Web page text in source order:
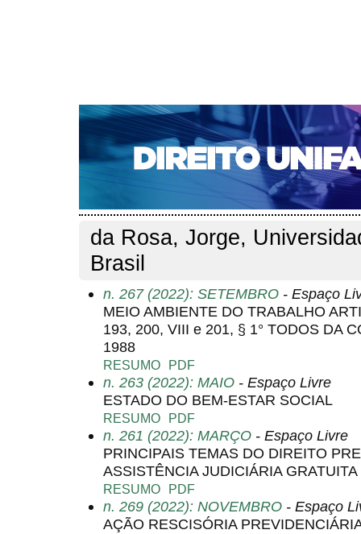
CAPA SOBRE ACESSO CADASTRO
NOTÍCIAS
EDIÇÕES DE Nº 1 A 100 WEBMAIL
Capa>Pesquisa> Perfil do autor
Perfil do autor
da Rosa, Jorge,
Brasil
n. 267 (2022): SETEMBRO - Espaço
MEIO AMBIENTE DO TRABALHO
193, 200, VIII e 201, § 1° TODOS DA
1988
RESUMO PDF
n. 263 (2022): MAIO - Espaço Livre
ESTADO DO BEM-ESTAR SOCIAL
RESUMO PDF
n. 261 (2022): MARÇO - Espaço Livre
PRINCIPAIS TEMAS DO DIREITO
ASSISTÊNCIA JUDICIÁRIA GRATUITA
RESUMO PDF
n. 269 (2022): NOVEMBRO - Espaço
AÇÃO RESCISÓRIA